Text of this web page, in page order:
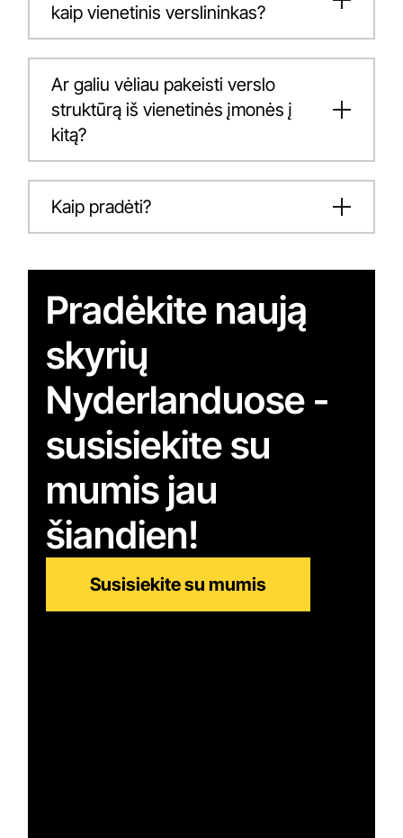
kaip vienetinis verslininkas?
Ar galiu vėliau pakeisti verslo
struktūrą iš vienetinės įmonės į
kitą?
Kaip pradėti?
Pradėkite naują
skyrių
Nyderlanduose -
susisiekite su
mumis jau
šiandien!
Susisiekite su mumis